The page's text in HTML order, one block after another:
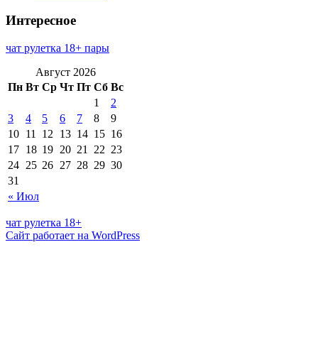
Интересное
чат рулетка 18+ пары
Август 2026
Пн Вт Ср Чт Пт Сб Вс
« Июл
1
2
3
4 5 6 7 8
9
10 11 12 13 14 15 16
17 18 19 20 21 22 23
24 25 26 27 28 29 30
31
чат рулетка 18+
Сайт работает на WordPress